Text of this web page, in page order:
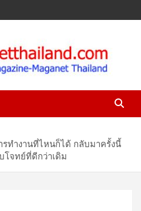
รทำงานที่ไหนก็ได้ กลับมาครั้งนี้
จทย์ที่ดีกว่าเดิม